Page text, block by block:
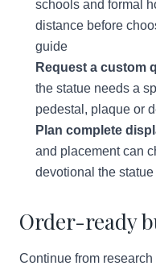
schools and formal
distance before
guide
Request a custom
the statue needs a
pedestal, plaque or
Plan complete
and placement can
devotional the statue
Order-ready
Continue from